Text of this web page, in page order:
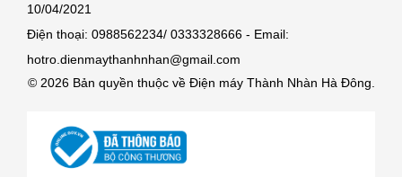
10/04/2021
Điện thoại: 0988562234/ 0333328666 - Email:
hotro.dienmaythanhnhan@gmail.com
© 2026 Bản quyền thuộc về Điện máy Thành Nhàn Hà Đông.